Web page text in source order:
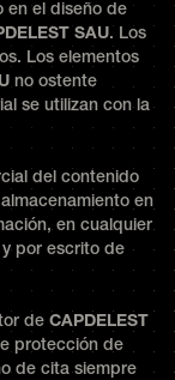
en el diseño de
SAU. Los
Los elementos
no ostente
se utilizan con la
del contenido
en
en cualquier
por escrito de
de CAPDELEST
protección de
de cita siempre